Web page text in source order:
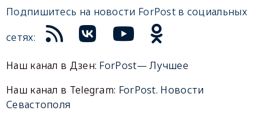
Подпишитесь на новости ForPost в социальных
сетях:
Наш канал в Дзен: ForPost— Лучшее
Наш канал в Telegram: ForPost. Новости
Севастополя